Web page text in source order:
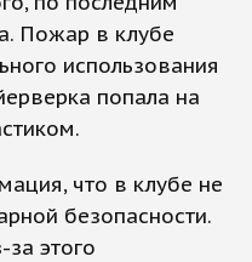
Пожар в клубе
использования
попала на
что в клубе не
безопасности.
этого